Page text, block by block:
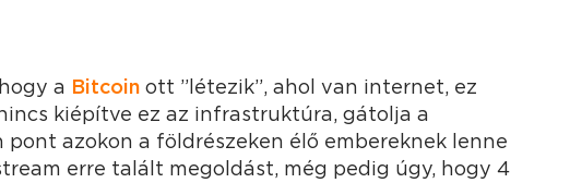
a Bitcoin ott ”létezik”, ahol van internet, ez
kiépítve ez az infrastruktúra, gátolja a
azokon a földrészeken élő embereknek lenne
erre talált megoldást, még pedig úgy, hogy 4